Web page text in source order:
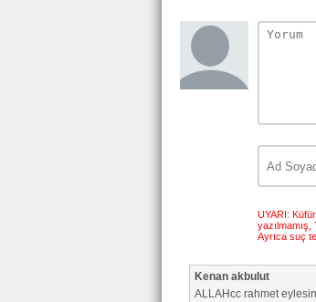
UYARI:
Ayrıca suç
Kenan akbulut
ALLAHcc rahmet